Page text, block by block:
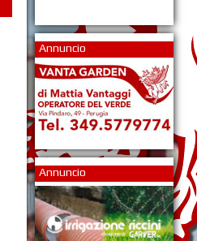
Annuncio
Annuncio